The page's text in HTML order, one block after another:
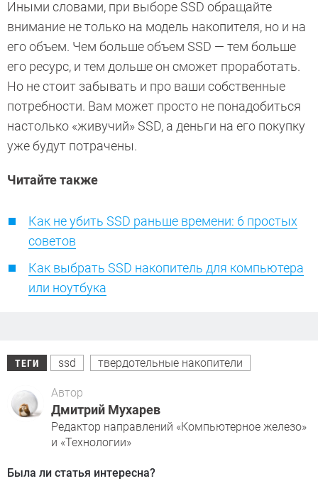
Иными словами, при выборе SSD обращайте
внимание не только на модель накопителя, но и на
его объем. Чем больше объем SSD — тем больше
его ресурс, и тем дольше он сможет проработать.
Но не стоит забывать и про ваши собственные
потребности. Вам может просто не понадобиться
настолько «живучий» SSD, а деньги на его покупку
уже будут потрачены.
Читайте также
Как не убить SSD раньше времени: 6 простых
советов
Как выбрать SSD накопитель для компьютера
или ноутбука
ТЕГИ ssd твердотельные накопители
Автор
Дмитрий Мухарев
Редактор направлений «Компьютерное железо»
и «Технологии»
Была ли статья интересна?